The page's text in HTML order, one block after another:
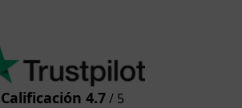
Calificación 4.7/ 5